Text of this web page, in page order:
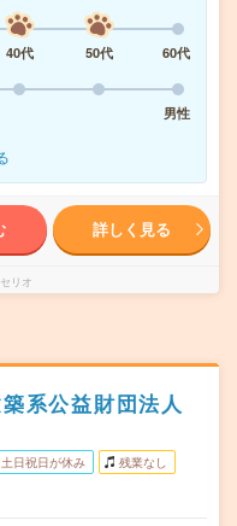
40代 50代
60代
男性
詳しく見る
リオ
系公益財団法人
土日祝日が休み 残業なし